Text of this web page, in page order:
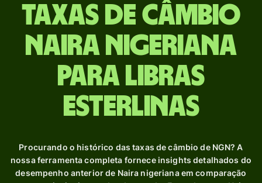
taxas de câmbio
Naira nigeriana
para Libras
esterlinas
Procurando o histórico das taxas de câmbio de NGN? A
nossa ferramenta completa fornece insights detalhados do
desempenho anterior de Naira nigeriana em comparação